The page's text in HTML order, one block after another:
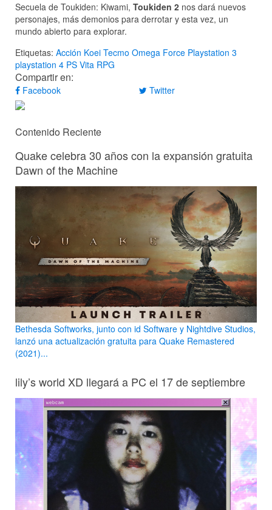
Secuela de Toukiden: Kiwami, Toukiden 2 nos dará nuevos
personajes, más demonios para derrotar y esta vez, un
mundo abierto para explorar.
Etiquetas: Acción Koei Tecmo Omega Force Playstation 3
playstation 4 PS Vita RPG
Compartir en:
Facebook Twitter
Contenido Reciente
Quake celebra 30 años con la expansión gratuita
Dawn of the Machine
Bethesda Softworks, junto con id Software y Nightdive Studios,
lanzó una actualización gratuita para Quake Remastered
(2021)...
lily’s world XD llegará a PC el 17 de septiembre